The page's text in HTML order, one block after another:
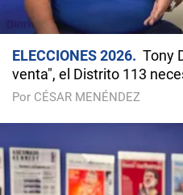
ELECCIONES 2026
Tony
venta", el Distrito 113
Por CÉSAR MENÉNDEZ